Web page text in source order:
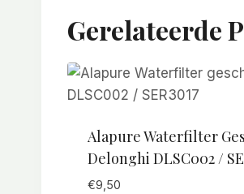
Gerelateerde
Alapure Waterfilter
Delonghi DLSC002 /
€9,50